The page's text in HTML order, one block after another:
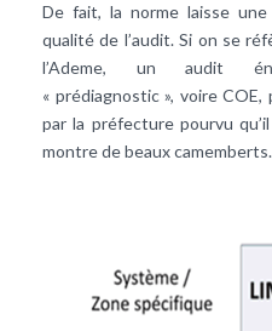
De fait, la norme laisse
qualité de l’audit. Si on se
l’Ademe, un audit
« prédiagnostic », voire
par la préfecture pourvu
montre de beaux